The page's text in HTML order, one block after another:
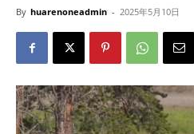
By huarenoneadmin - 2025年5月10日